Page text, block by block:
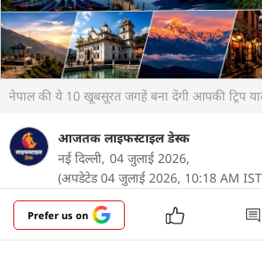
नेपाल की ये 10 खूबसूरत जगहें बना देंगी आपकी ट्रिप
आजतक लाइफस्टाइल डेस्क
नई दिल्ली, 04 जुलाई 2026,
(अपडेटेड 04 जुलाई 2026, 10:18 AM
Prefer us on